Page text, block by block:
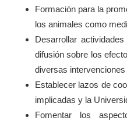
Formación para la
los animales como
Desarrollar
difusión sobre los
diversas intervenciones
Establecer lazos de
implicadas y la
Fomentar los